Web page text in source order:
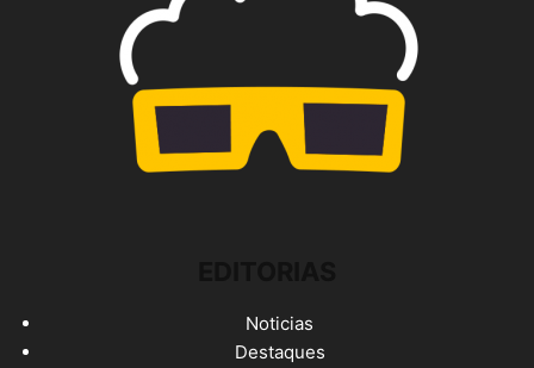
Noticias
Destaques